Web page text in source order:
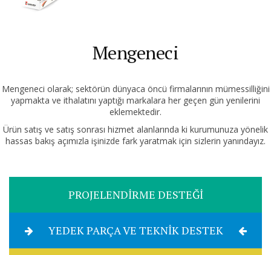
Mengeneci
Mengeneci olarak; sektörün dünyaca öncü firmalarının mümessilliğini
yapmakta ve ithalatını yaptığı markalara her geçen gün yenilerini
eklemektedir.
Ürün satış ve satış sonrası hizmet alanlarında ki kurumunuza yönelik
hassas bakış açımızla işinizde fark yaratmak için sizlerin yanındayız.
PROJELENDİRME DESTEĞİ
YEDEK PARÇA VE TEKNİK DESTEK